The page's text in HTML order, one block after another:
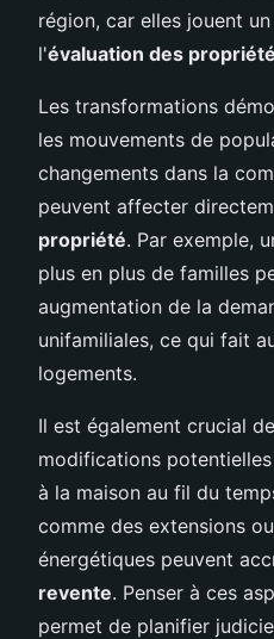
région, car elles jouent
l'évaluation des
Les transformations
les mouvements de
changements dans la
peuvent affecter
propriété. Par exemple,
plus en plus de familles
augmentation de la
unifamiliales, ce qui fait
logements.
Il est également crucial
modifications
à la maison au fil du
comme des extensions
énergétiques peuvent
revente. Penser à ces
permet de planifier